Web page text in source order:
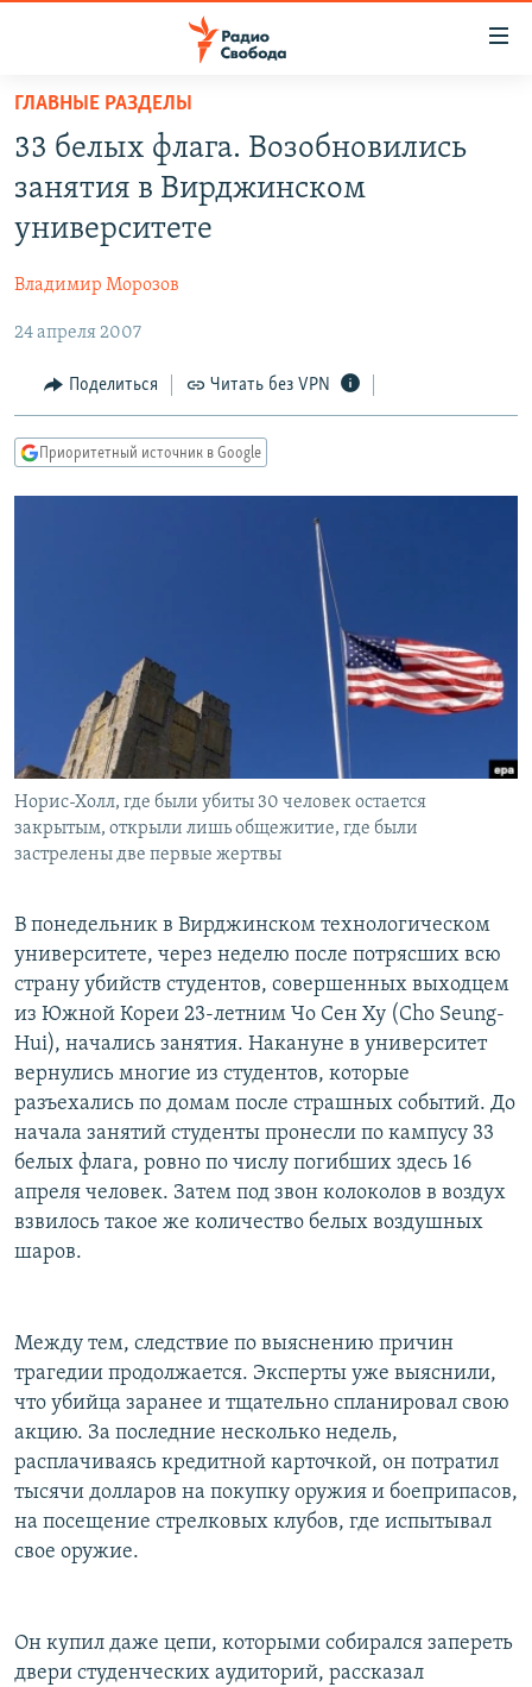
упрощенного
доступа
основному
Вернутся
навигации
Вернутся
поиску
ПРОГРАММЫ
АВТОРСКИЕ ПРОЕКТЫ
МНЕНИЯ
КУЛЬТУРА
IDEL.РЕАЛИИ
СЕВЕР.РЕАЛИИ
СОЦИАЛЬНЫЕ СЕТИ
Все сайты РСЕ/РС
ГЛАВНЫЕ РАЗДЕЛЫ
33 белых флага. Возобновились
занятия в Вирджинском
университете
Владимир Морозов
24 апреля 2007
Поделиться Читать без VPN
Приоритетный источник в Google
Норис-Холл, где были убиты 30 человек остается
закрытым, открыли лишь общежитие, где были
застрелены две первые жертвы
В понедельник в Вирджинском технологическом
университете, через неделю после потрясших всю
страну убийств студентов, совершенных выходцем
из Южной Кореи 23-летним Чо Сен Ху (Cho Seung-
Hui), начались занятия. Накануне в университет
вернулись многие из студентов, которые
разъехались по домам после страшных событий. До
начала занятий студенты пронесли по кампусу 33
белых флага, ровно по числу погибших здесь 16
апреля человек. Затем под звон колоколов в воздух
взвилось такое же количество белых воздушных
шаров.
Между тем, следствие по выяснению причин
трагедии продолжается. Эксперты уже выяснили,
что убийца заранее и тщательно спланировал свою
акцию. За последние несколько недель,
расплачиваясь кредитной карточкой, он потратил
тысячи долларов на покупку оружия и боеприпасов,
на посещение стрелковых клубов, где испытывал
свое оружие.
Он купил даже цепи, которыми собирался запереть
двери студенческих аудиторий, рассказал